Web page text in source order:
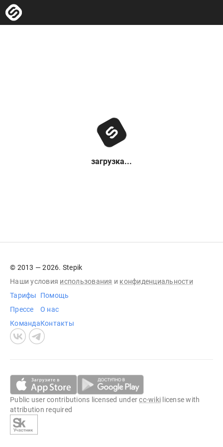
загрузка...
© 2013 — 2026. Stepik
Наши условия использования и конфиденциальности
Тарифы
Прессе
Команда
Помощь
О нас
Контакты
Public user contributions licensed undercc-wiki license with
attribution required